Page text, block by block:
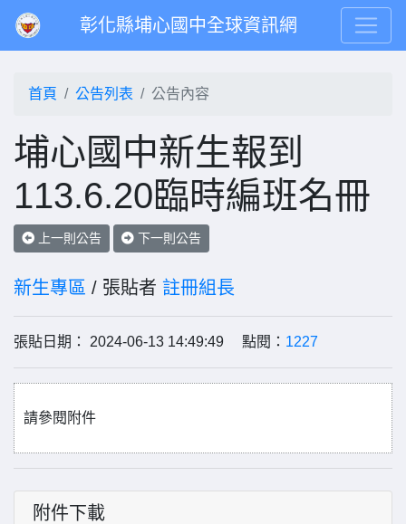
彰化縣埔心國中全球資訊網
首頁 公告列表 公告內容
埔心國中新生報到
113.6.20臨時編班名冊
上一則公告 下一則公告
新生專區 / 張貼者 註冊組長
張貼日期： 2024-06-13 14:49:49 點閱： 1227
請參閱附件
附件下載